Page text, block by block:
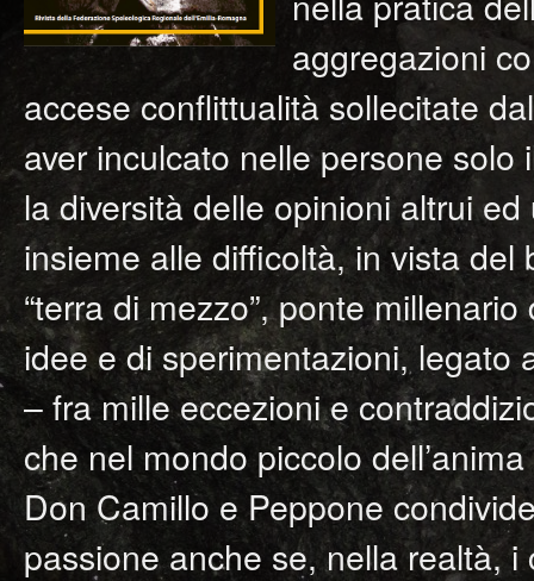
aggregazioni
accese conflittualità sollecitate
aver inculcato nelle persone
la diversità delle opinioni altrui
insieme alle difficoltà, in vista
“terra di mezzo”, ponte
idee e di sperimentazioni, legato
– fra mille eccezioni e
che nel mondo piccolo
Don Camillo e Peppone
passione anche se, nella realtà,